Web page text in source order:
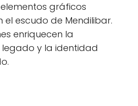
gráficos
escudo de Mendilibar.
enriquecen la
y la identidad